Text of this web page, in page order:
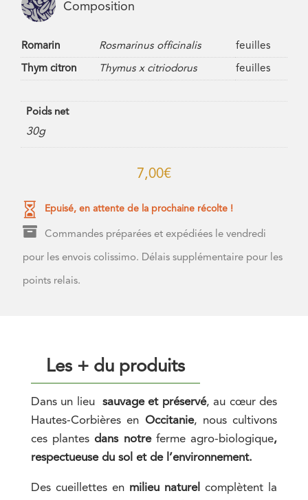
Composition
Romarin Rosmarinus officinalis feuilles
Thym citron Thymus x citriodorus feuilles
Poids net
30g
7,00€
 Epuisé, en attente de la prochaine récolte !
 Commandes préparées et expédiées le vendredi
pour les envois colissimo. Délais supplémentaire pour les
points relais.
Les + du produits
Dans un lieu sauvage et préservé, au cœur des
Hautes-Corbières en Occitanie, nous cultivons
ces plantesdans notre ferme agro-biologique,
respectueuse du sol et de l’environnement.
Des cueillettes en milieu naturel complètent la